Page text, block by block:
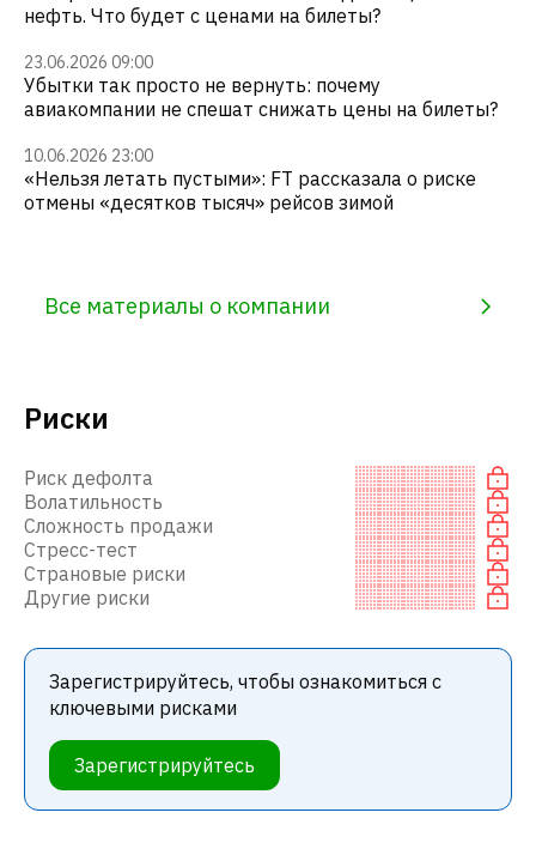
нефть. Что будет с ценами на билеты?
23.06.2026 09:00
Убытки так просто не вернуть: почему
авиакомпании не спешат снижать цены на билеты?
10.06.2026 23:00
«Нельзя летать пустыми»: FT рассказала о риске
отмены «десятков тысяч» рейсов зимой
Все материалы о компании
Риски
Риск дефолта
Волатильность
Сложность продажи
Стресс-тест
Страновые риски
Другие риски
Зарегистрируйтесь, чтобы ознакомиться с
ключевыми рисками
Зарегистрируйтесь